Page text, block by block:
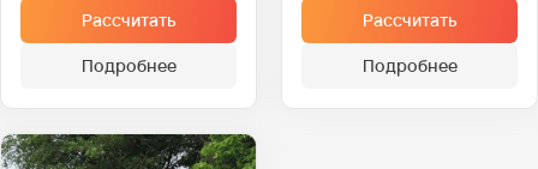
Рассчитать
Подробнее
Рассчитать
Подробнее